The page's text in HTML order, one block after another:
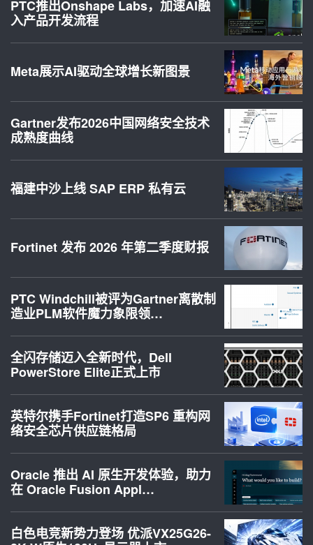
PTC推出Onshape Labs，加速AI融
入产品开发流程
Meta展示AI驱动全球增长新图景
Gartner发布2026中国网络安全技术
成熟度曲线
福建中沙上线 SAP ERP 私有云
Fortinet 发布 2026 年第二季度财报
PTC Windchill被评为Gartner离散制
造业PLM软件魔力象限领…
全闪存储迈入全新时代，Dell
PowerStore Elite正式上市
英特尔携手Fortinet打造SP6 重构网
络安全芯片供应链格局
Oracle 推出 AI 原生开发体验，助力
在 Oracle Fusion Appl…
白色电竞新势力登场 优派VX25G26-